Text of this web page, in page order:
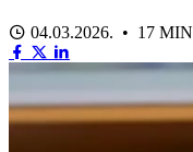
04.03.2026. • 17 MIN